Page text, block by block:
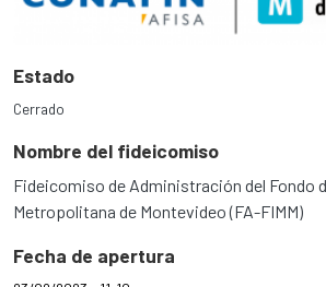
Estado
Cerrado
Nombre del fideicomiso
Fideicomiso de Administración del Fondo
Metropolitana de Montevideo (FA-FIMM)
Fecha de apertura